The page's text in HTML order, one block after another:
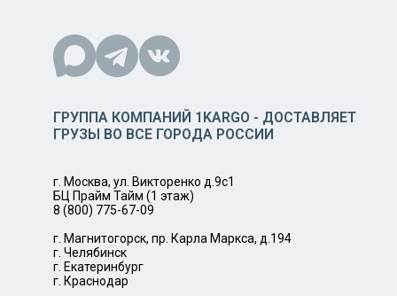
ГРУППА КОМПАНИЙ 1KARGO - ДОСТАВЛЯЕТ
ГРУЗЫ ВО ВСЕ ГОРОДА РОССИИ
г. Москва, ул. Викторенко д.9с1
БЦ Прайм Тайм (1 этаж)
8 (800) 775-67-09
г. Магнитогорск, пр. Карла Маркса, д.194
г. Челябинск
г. Екатеринбург
г. Краснодар